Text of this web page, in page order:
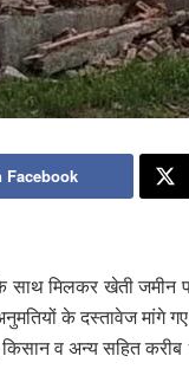
Facebook
के साथ मिलकर खेती
अनुमतियों के दस्तावेज
व अन्य सहित